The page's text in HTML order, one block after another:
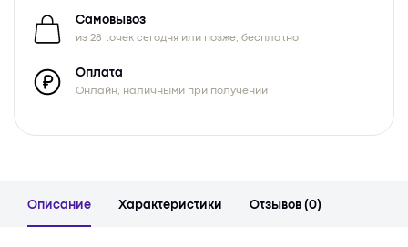
Самовывоз
из 28 точек сегодня или позже, бесплатно
Оплата
Онлайн, наличными при получении
Описание Характеристики Отзывов (0)